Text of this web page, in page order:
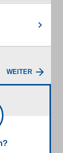
WEITER